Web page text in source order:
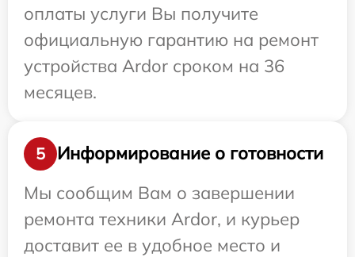
оплаты услуги Вы получите
официальную гарантию на ремонт
устройства Ardor сроком на 36
месяцев.
5
Информирование о готовности
Мы сообщим Вам о завершении
ремонта техники Ardor, и курьер
доставит ее в удобное место и